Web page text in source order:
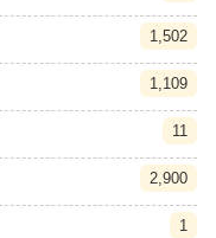
1,502
1,109
11
2,900
1